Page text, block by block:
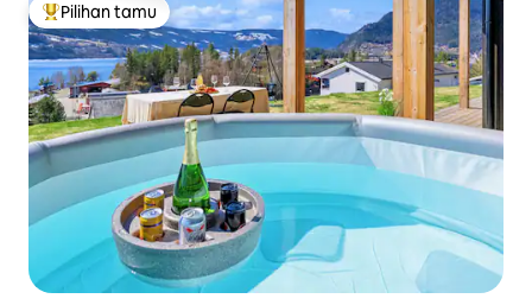
Pilihan tamu terpopuler
Pilihan tamu